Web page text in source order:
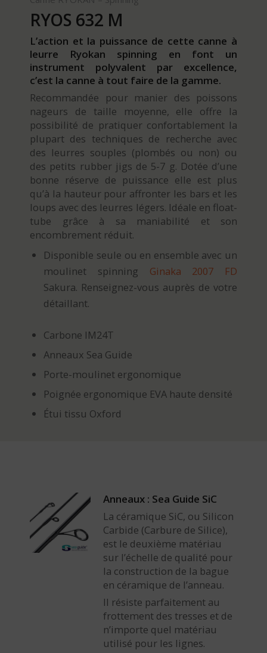
RYOS 632 M
L’action et la puissance de cette canne à
leurre Ryokan spinning en font un
instrument polyvalent par excellence,
c’est la canne à tout faire de la gamme.
Recommandée pour manier des poissons
nageurs de taille moyenne, elle offre la
possibilité de pratiquer confortablement la
plupart des techniques de recherche avec
des leurres souples (plombés ou non) ou
des petits rubber jigs de 5-7 g. Dotée d’une
bonne réserve de puissance elle est plus
qu’à la hauteur pour affronter les bars et les
loups avec des leurres légers. Idéale en float-
tube grâce à sa maniabilité et son
encombrement réduit.
Disponible seule ou en ensemble avec un
moulinet spinning Ginaka 2007 FD
Sakura. Renseignez-vous auprès de votre
détaillant.
Carbone IM24T
Anneaux Sea Guide
Porte-moulinet ergonomique
Poignée ergonomique EVA haute densité
Étui tissu Oxford
Anneaux : Sea Guide SiC
La céramique SiC, ou Silicon
Carbide (Carbure de Silice),
est le deuxième matériau
sur l’échelle de qualité pour
la construction de la bague
en céramique de l’anneau.
Il résiste parfaitement au
frottement des tresses et de
n’importe quel matériau
utilisé pour les lignes.